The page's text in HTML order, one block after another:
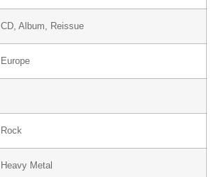
CD, Album, Reissue
Europe
Rock
Heavy Metal